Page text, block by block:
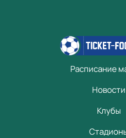
Расписание
Новости
Клубы